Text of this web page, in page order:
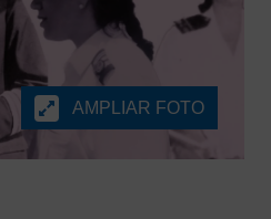
AMPLIAR FOTO